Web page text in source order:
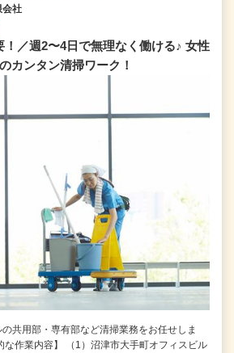
会社
！／週2〜4日で無理なく働ける♪ 女性
カンタン清掃ワーク！
共用部・専有部など清掃業務をお任せしま
な作業内容】 （1）沼津市大手町オフィスビル